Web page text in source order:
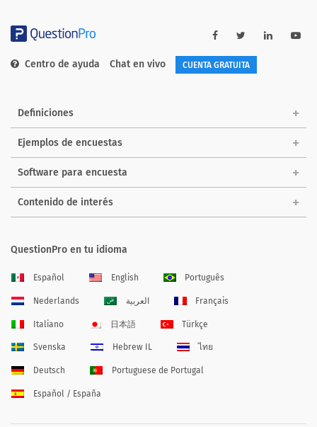
Centro de ayuda Chat en vivo CUENTA GRATUITA
Definiciones
Ejemplos de encuestas
Software para encuesta
Contenido de interés
QuestionPro en tu idioma
Español English Português
Nederlands العربية Français
Italiano 日本語 Türkçe
Svenska Hebrew IL ไทย
Deutsch Portuguese de Portugal
Español / España